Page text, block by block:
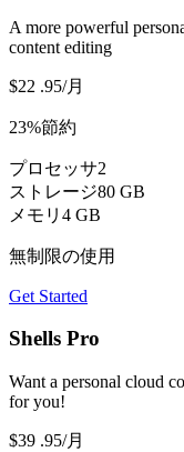
A more powerful
content editing
$22 .95/月
23%節約
プロセッサ2
ストレージ80 GB
メモリ 4 GB
無制限の使用
Get Started
Shells Pro
Want a personal cloud
for you!
$39 .95/月